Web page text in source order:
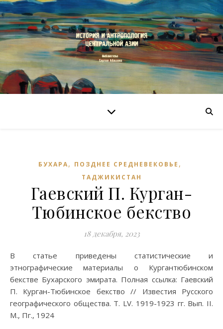
БУХАРА, ПОЗДНЕЕ СРЕДНЕВЕКОВЬЕ ,
ТАДЖИКИСТАН
Гаевский П. Курган-
Тюбинское бекство
18 декабря, 2023
В статье приведены статистические и
этнографические материалы о Кургантюбинском
бекстве Бухарского эмирата. Полная ссылка: Гаевский
П. Курган-Тюбинское бекство // Известия Русского
географического общества. Т. LV. 1919-1923 гг. Вып. II.
М., Пг., 1924